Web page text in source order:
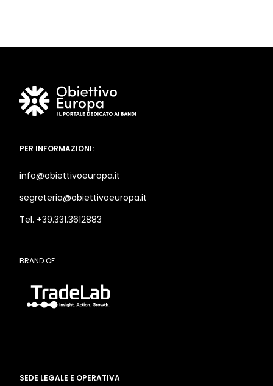
PER INFORMAZIONI:
info@obiettivoeuropa.it
segreteria@obiettivoeuropa.it
Tel. +39.331.3612883
BRAND OF
SEDE LEGALE E OPERATIVA